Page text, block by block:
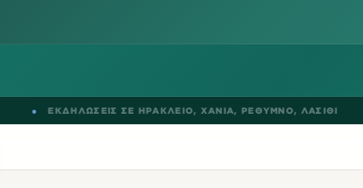
ΕΚΔΗΛΩΣΕΙΣ ΣΕΗΡΑΚΛΕΙΟ,ΧΑΝΙΑ,ΡΕΘΥΜΝΟ,ΛΑΣΙΘΙ